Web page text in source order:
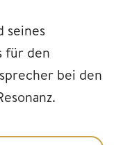
seines
für den
bei den